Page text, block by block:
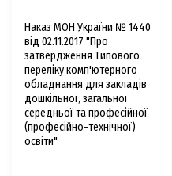
Наказ МОН України № 1440
від 02.11.2017 "Про
затвердження Типового
переліку комп'ютерного
обладнання для закладів
дошкільної, загальної
середньої та професійної
(професійно-технічної)
освіти"